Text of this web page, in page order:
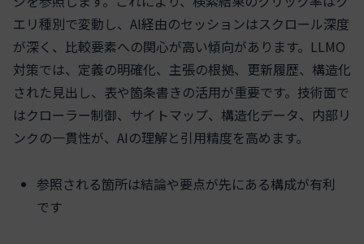
エリ種別で変動し、AI経由のセッションはスクロール深度
が深く、比較要素への関心が高い傾向があります。LLMO
対策では、定義の明確化、主張の根拠、更新履歴、構造化
された見出し、表や箇条書きの活用が重要です。技術面で
はクローラー制御、サイトマップ、構造化データ、内部リ
ンクの一貫性が、AIの理解と引用精度を高めます。
参照される箇所は結論や要点が先にある構成が有利
です